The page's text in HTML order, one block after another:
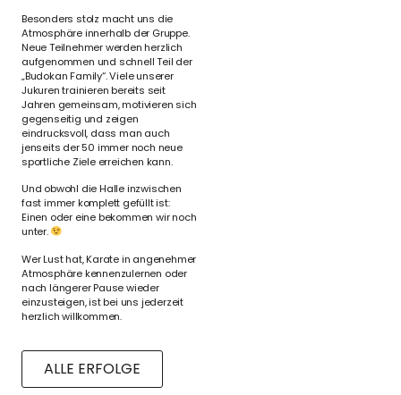
Besonders stolz macht uns die
Atmosphäre innerhalb der Gruppe.
Neue Teilnehmer werden herzlich
aufgenommen und schnell Teil der
„Budokan Family“. Viele unserer
Jukuren trainieren bereits seit
Jahren gemeinsam, motivieren sich
gegenseitig und zeigen
eindrucksvoll, dass man auch
jenseits der 50 immer noch neue
sportliche Ziele erreichen kann.
Und obwohl die Halle inzwischen
fast immer komplett gefüllt ist:
Einen oder eine bekommen wir noch
unter.
Wer Lust hat, Karate in angenehmer
Atmosphäre kennenzulernen oder
nach längerer Pause wieder
einzusteigen, ist bei uns jederzeit
herzlich willkommen.
ALLE ERFOLGE